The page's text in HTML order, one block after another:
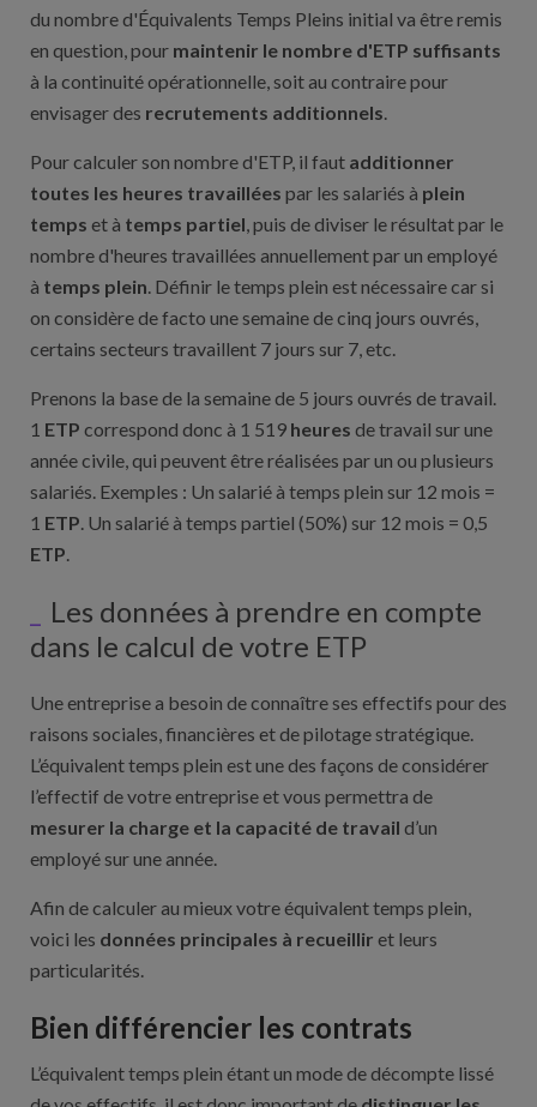
du nombre d'Équivalents Temps Pleins initial va être remis
en question, pour maintenir le nombre d'ETP suffisants
à la continuité opérationnelle, soit au contraire pour
envisager des recrutements additionnels
Pour calculer son nombre d'ETP, il faut additionner
toutes les heures travaillées par les salariés à plein
temps et à temps partiel , puis de diviser le résultat par le
nombre d'heures travaillées annuellement par un employé
à temps plein . Définir le temps plein est nécessaire car si
on considère de facto une semaine de cinq jours ouvrés,
certains secteurs travaillent 7 jours sur 7, etc.
Prenons la base de la semaine de 5 jours ouvrés de travail.
1 ETP correspond donc à 1 519 heures de travail sur une
année civile, qui peuvent être réalisées par un ou plusieurs
salariés. Exemples : Un salarié à temps plein sur 12 mois =
1 ETP . Un salarié à temps partiel (50%) sur 12 mois = 0,5
ETP
Les données à prendre en compte
dans le calcul de votre ETP
Une entreprise a besoin de connaître ses effectifs pour des
raisons sociales, financières et de pilotage stratégique.
L’équivalent temps plein est une des façons de considérer
l’effectif de votre entreprise et vous permettra de
mesurer la charge et la capacité de travail d’un
employé sur une année.
Afin de calculer au mieux votre équivalent temps plein,
voici les données principales à recueillir et leurs
particularités.
Bien différencier les contrats
L’équivalent temps plein étant un mode de décompte lissé